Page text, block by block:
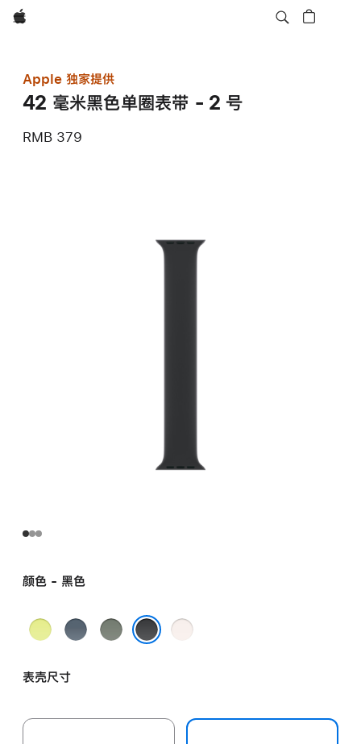
Apple
Apple 独家提供
42 毫米黑色单圈表带 - 2 号
RMB 379
颜色 - 黑色
霓
黄
铁
蓝
灰
淡
表壳尺寸